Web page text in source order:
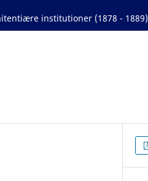
institutioner (1878 - 1889)